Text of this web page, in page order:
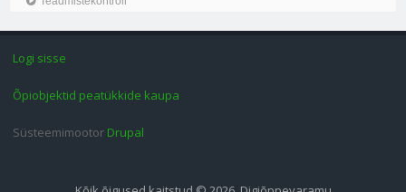
Logi sisse
Õpiobjektid peatükkide kaupa
Süsteemimootor Drupal